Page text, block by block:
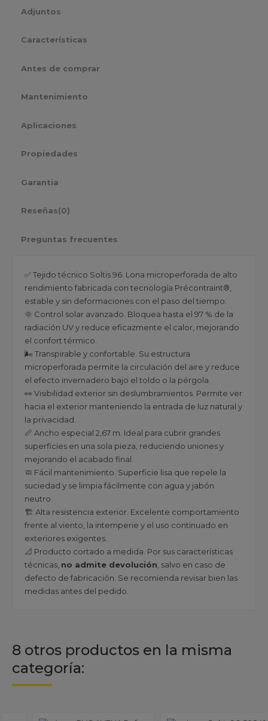
Adjuntos
Características
Antes de comprar
Mantenimiento
Aplicaciones
Propiedades
Garantia
Reseñas(0)
Preguntas frecuentes
✅ Tejido técnico Soltis 96. Lona microperforada de alto
rendimiento fabricada con tecnología Précontraint®,
estable y sin deformaciones con el paso del tiempo.
🌞 Control solar avanzado. Bloquea hasta el 97 % de la
radiación UV y reduce eficazmente el calor, mejorando
el confort térmico.
🌬️ Transpirable y confortable. Su estructura
microperforada permite la circulación del aire y reduce
el efecto invernadero bajo el toldo o la pérgola.
👀 Visibilidad exterior sin deslumbramientos. Permite ver
hacia el exterior manteniendo la entrada de luz natural y
la privacidad.
📏 Ancho especial 2,67 m. Ideal para cubrir grandes
superficies en una sola pieza, reduciendo uniones y
mejorando el acabado final.
🧼 Fácil mantenimiento. Superficie lisa que repele la
suciedad y se limpia fácilmente con agua y jabón
neutro.
🏗️ Alta resistencia exterior. Excelente comportamiento
frente al viento, la intemperie y el uso continuado en
exteriores exigentes.
📐 Producto cortado a medida. Por sus características
técnicas, no admite devolución , salvo en caso de
defecto de fabricación. Se recomienda revisar bien las
medidas antes del pedido.
8 otros productos en la misma
categoría: